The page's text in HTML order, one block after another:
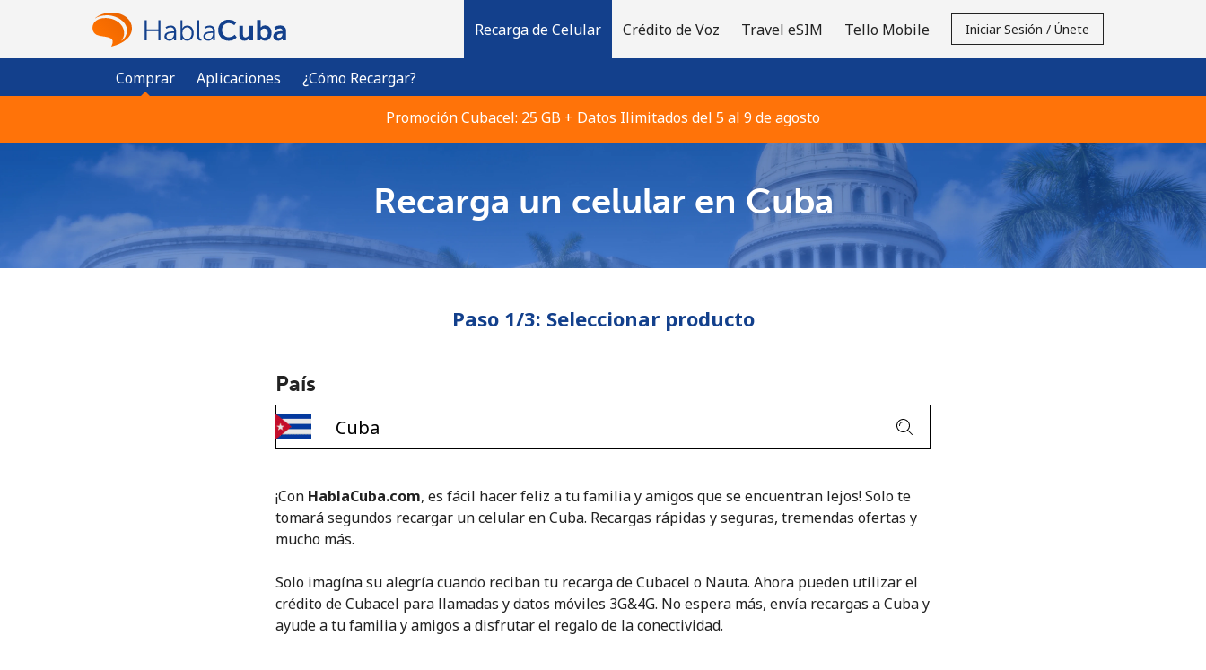
Recarga de Celular
Comprar Aplicaciones ¿Cómo Recargar?
Crédito de Voz Travel eSIM Tello Mobile Iniciar Sesión / Únete
Promoción Cubacel: 25 GB + Datos Ilimitados del 5 al 9 de agosto
¡Bienvenido!
Recarga un celular en Cuba
Paso 1/3: Seleccionar producto
País
¡Con HablaCuba.com, es fácil hacer feliz a tu familia y amigos que se encuentran lejos! Solo te
tomará segundos recargar un celular en Cuba. Recargas rápidas y seguras, tremendas ofertas y
mucho más.
Solo imagína su alegría cuando reciban tu recarga de Cubacel o Nauta. Ahora pueden utilizar el
crédito de Cubacel para llamadas y datos móviles 3G&4G. No espera más, envía recargas a Cuba y
ayude a tu familia y amigos a disfrutar el regalo de la conectividad.